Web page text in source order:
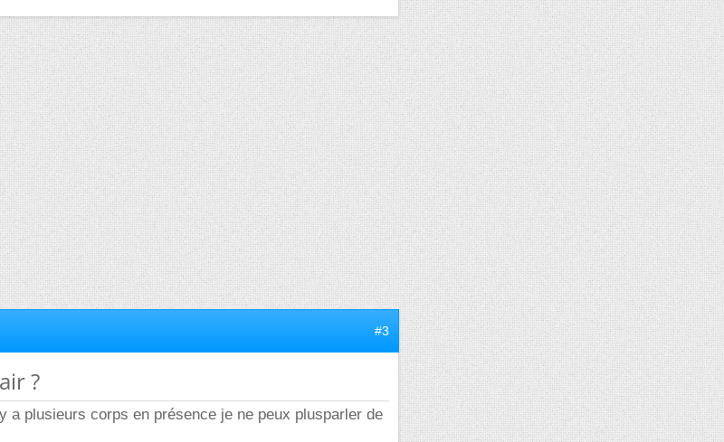
#3
?
a plusieurs corps en présence je ne peux plusparler de